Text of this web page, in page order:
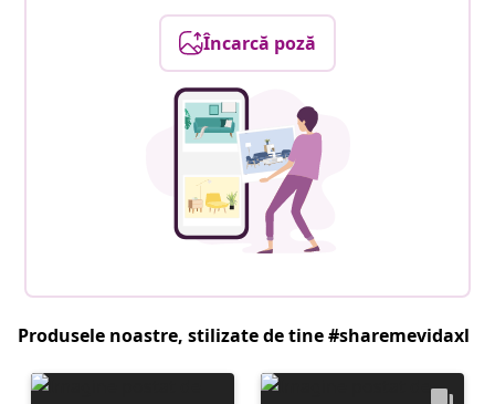
Încarcă poză
Produsele noastre, stilizate de tine #sharemevidaxl